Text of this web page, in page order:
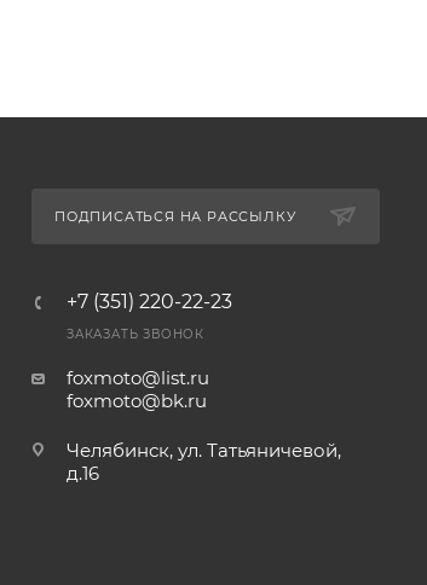
ПОДПИСАТЬСЯ НА РАССЫЛКУ
+7 (351) 220-22-23
ЗАКАЗАТЬ ЗВОНОК
foxmoto@list.ru
foxmoto@bk.ru
Челябинск, ул. Татьяничевой,
д.16